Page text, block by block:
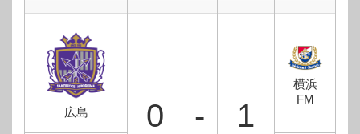
広島 0 - 1
横浜
FM